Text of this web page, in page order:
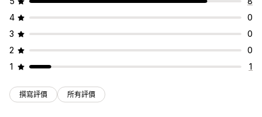
4
0
3
0
2
0
1
1
撰寫評價 所有評價